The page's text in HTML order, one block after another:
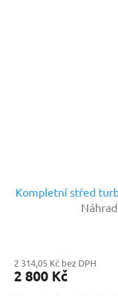
Kompletní střed
2 314,05 Kč bez DPH
2 800 Kč